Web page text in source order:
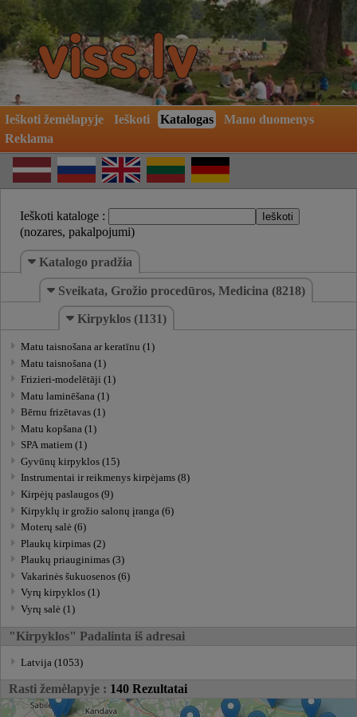
Ieškoti žemėlapyje Ieškoti Katalogas
Mano duomenys
Reklama
Ieškoti kataloge :
(nozares, pakalpojumi)
Katalogo pradžia
Sveikata, Grožio procedūros, Medicina (8218)
Kirpyklos (1131)
Matu taisnošana ar keratīnu (1)
Matu taisnošana (1)
Frizieri-modelētāji (1)
Matu laminēšana (1)
Bērnu frizētavas (1)
Matu kopšana (1)
SPA matiem (1)
Gyvūnų kirpyklos (15)
Instrumentai ir reikmenys kirpėjams (8)
Kirpėjų paslaugos (9)
Kirpyklų ir grožio salonų įranga (6)
Moterų salė (6)
Plaukų kirpimas (2)
Plaukų priauginimas (3)
Vakarinės šukuosenos (6)
Vyrų kirpyklos (1)
Vyrų salė (1)
"Kirpyklos" Padalinta iš adresai
Latvija (1053)
Rasti žemėlapyje : 140 Rezultatai